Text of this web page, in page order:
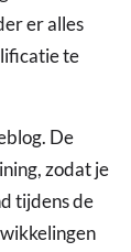
er alles
te
De
zodat je
tijdens de